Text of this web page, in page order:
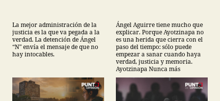
La mejor administración de la
justicia es la que va pegada a la
verdad. La detención de Ángel
“N” envía el mensaje de que no
hay intocables.
Ángel Aguirre tiene mucho que
explicar. Porque Ayotzinapa no
es una herida que cierra con el
paso del tiempo: sólo puede
empezar a sanar cuando haya
verdad, justicia y memoria.
Ayotzinapa Nunca más